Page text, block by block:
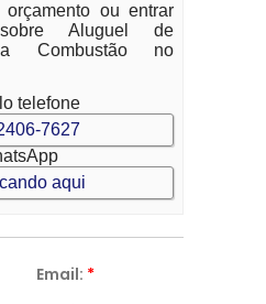
ou entrar
Aluguel de
a Combustão no
telefone
7627
aqui
Email: *